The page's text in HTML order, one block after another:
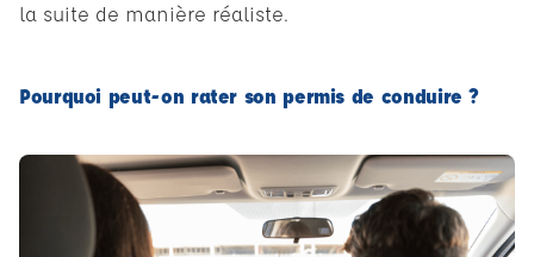
la suite de manière réaliste.
Pourquoi peut-on rater son permis de conduire ?